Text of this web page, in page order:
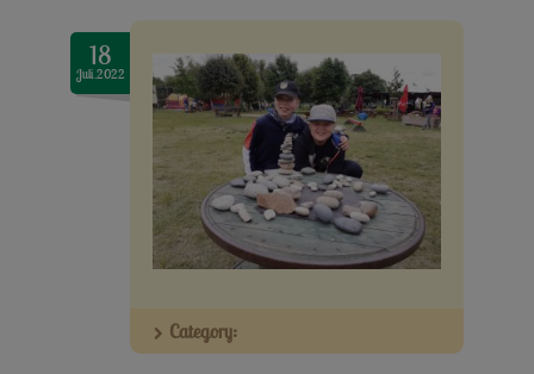
Preise & Infos
Tickets
Attraktionen
Videos
Veranstaltungen
Baumpaten
18
Juli.2022
Category: